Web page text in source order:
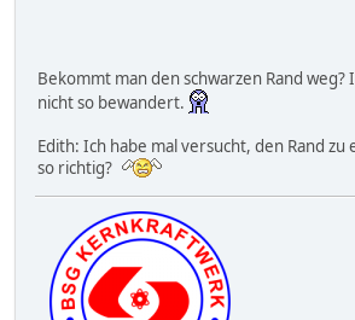
Bekommt man den schwarzen Rand weg?
nicht so bewandert.
Edith: Ich habe mal versucht, den Rand
so richtig?